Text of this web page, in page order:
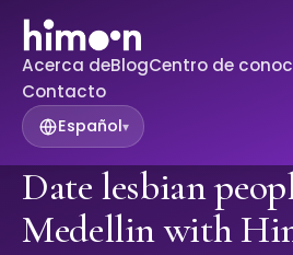
Acerca deBlogCentro de
Contacto
Español▾
Date lesbian
Medellin with